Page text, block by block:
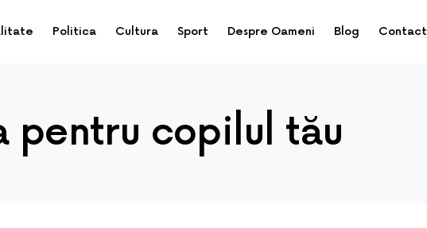
Politica Cultura Sport Despre Oameni Blog Contact
pentru copilul tău